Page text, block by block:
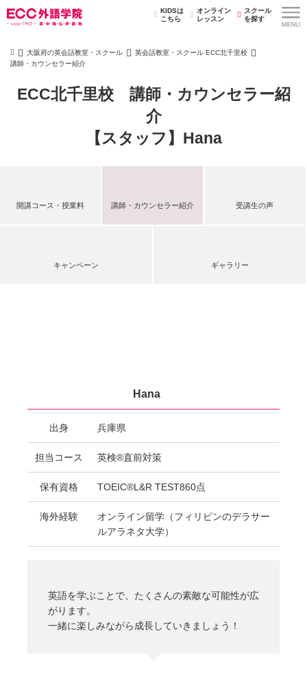
KIDSは
こちら
オンライン
レッスン
スクール
を探す
大阪府の英会話教室・スクール
英会話教室・スクール ECC北千里校
講師・カウンセラー紹介
ECC北千里校 講師・カウンセラー紹
介
【スタッフ】Hana
開講コース・授業料 講師・カウンセラー紹介 受講生の声
キャンペーン ギャラリー
Hana
出身 兵庫県
担当コース 英検®直前対策
保有資格 TOEIC®L&R TEST860点
海外経験
オンライン留学（フィリピンのデラサー
ルアラネタ大学）
英語を学ぶことで、たくさんの素敵な可能性が広
がります。
一緒に楽しみながら成長していきましょう！